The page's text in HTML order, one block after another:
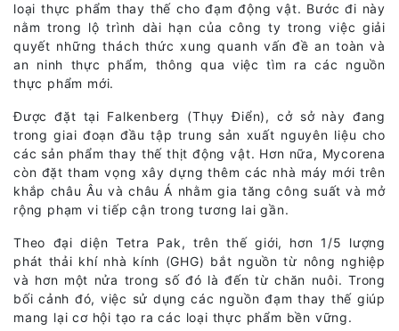
loại thực phẩm thay thế cho đạm động vật. Bước đi này
nằm trong lộ trình dài hạn của công ty trong việc giải
quyết những thách thức xung quanh vấn đề an toàn và
an ninh thực phẩm, thông qua việc tìm ra các nguồn
thực phẩm mới.
Được đặt tại Falkenberg (Thụy Điển), cở sở này đang
trong giai đoạn đầu tập trung sản xuất nguyên liệu cho
các sản phẩm thay thế thịt động vật. Hơn nữa, Mycorena
còn đặt tham vọng xây dựng thêm các nhà máy mới trên
khắp châu Âu và châu Á nhằm gia tăng công suất và mở
rộng phạm vi tiếp cận trong tương lai gần.
Theo đại diện Tetra Pak, trên thế giới, hơn 1/5 lượng
phát thải khí nhà kính (GHG) bắt nguồn từ nông nghiệp
và hơn một nửa trong số đó là đến từ chăn nuôi. Trong
bối cảnh đó, việc sử dụng các nguồn đạm thay thế giúp
mang lại cơ hội tạo ra các loại thực phẩm bền vững.